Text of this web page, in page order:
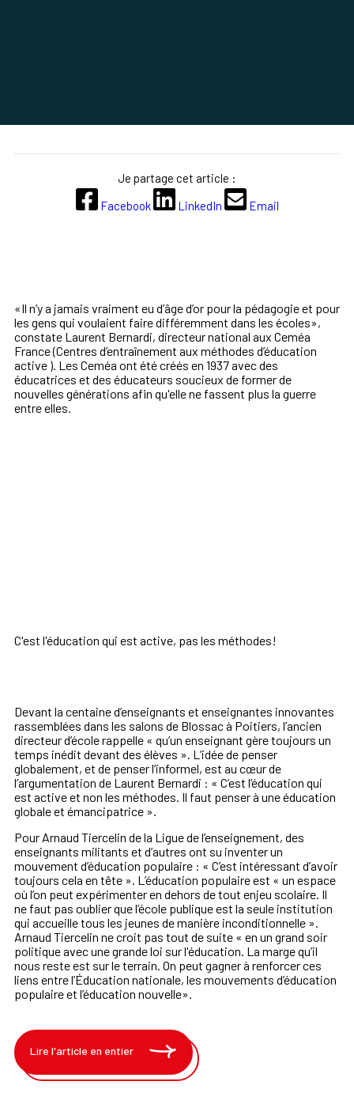
«Il n’y a jamais vraiment eu d’âge d’or pour la pédagogie et pour
les gens qui voulaient faire différemment dans les écoles»,
constate Laurent Bernardi, directeur national aux Ceméa
France (Centres d’entraînement aux méthodes d’éducation
active ). Les Ceméa ont été créés en 1937 avec des
éducatrices et des éducateurs soucieux de former de
nouvelles générations afin qu'elle ne fassent plus la guerre
entre elles.
C'est l'éducation qui est active, pas les méthodes!
Devant la centaine d’enseignants et enseignantes innovantes
rassemblées dans les salons de Blossac à Poitiers, l’ancien
directeur d’école rappelle « qu’un enseignant gère toujours un
temps inédit devant des élèves ». L’idée de penser
globalement, et de penser l’informel, est au cœur de
l’argumentation de Laurent Bernardi : « C’est l’éducation qui
est active et non les méthodes. Il faut penser à une éducation
globale et émancipatrice ».
Pour Arnaud Tiercelin de la Ligue de l’enseignement, des
enseignants militants et d’autres ont su inventer un
mouvement d’éducation populaire : « C’est intéressant d’avoir
toujours cela en tête ». L’éducation populaire est « un espace
où l’on peut expérimenter en dehors de tout enjeu scolaire. Il
ne faut pas oublier que l’école publique est la seule institution
qui accueille tous les jeunes de manière inconditionnelle ».
Arnaud Tiercelin ne croit pas tout de suite « en un grand soir
politique avec une grande loi sur l'éducation. La marge qu’il
nous reste est sur le terrain. On peut gagner à renforcer ces
liens entre l’Éducation nationale, les mouvements d’éducation
populaire et l’éducation nouvelle».
Lire l'article en entier
Je partage cet article :
Facebook
LinkedIn Email